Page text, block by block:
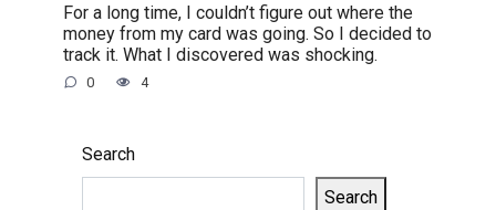
For a long time, I couldn’t figure out where the
money from my card was going. So I decided to
track it. What I discovered was shocking.
0 4
Search
Search